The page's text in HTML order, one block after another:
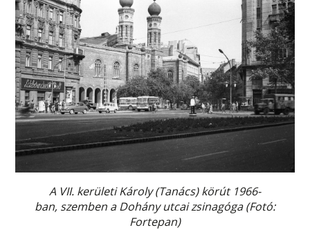
A VII. kerületi Károly (Tanács) körút 1966-
ban, szemben a Dohány utcai zsinagóga (Fotó:
Fortepan)